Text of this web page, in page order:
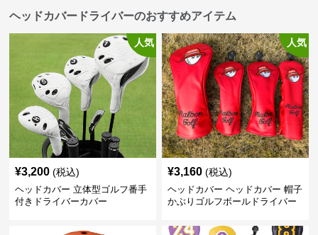
ヘッドカバードライバーのおすすめアイテム
人気
¥3,200 (税込)
ヘッドカバー 立体型ゴルフ番手
付きドライバーカバー
人気
¥3,160 (税込)
ヘッドカバー ヘッドカバー 帽子
かぶりゴルフボールドライバー